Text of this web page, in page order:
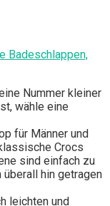
Badeschlappen,
Nummer kleiner
wähle eine
für Männer und
Crocs
sind einfach zu
überall hin getragen
leichten und